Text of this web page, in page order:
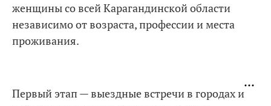
женщины со всей Карагандинской области
независимо от возраста, профессии и места
проживания.
Первый этап — выездные встречи в городах и